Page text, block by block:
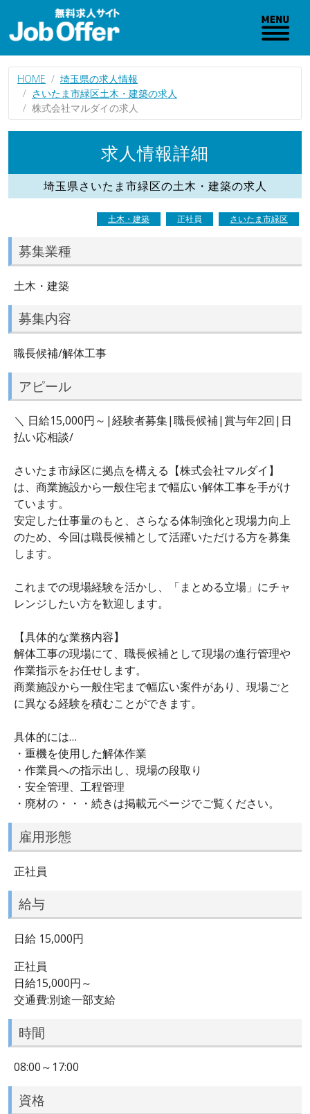
HOME
埼玉県の求人情報
さいたま市緑区土木・建築の求人
株式会社マルダイの求人
求人情報詳細
埼玉県さいたま市緑区の土木・建築の求人
土木・建築 正社員 さいたま市緑区
募集業種
土木・建築
募集内容
職長候補/解体工事
アピール
＼ 日給15,000円～|経験者募集|職長候補|賞与年2回|日
払い応相談/
さいたま市緑区に拠点を構える【株式会社マルダイ】
は、商業施設から一般住宅まで幅広い解体工事を手がけ
ています。
安定した仕事量のもと、さらなる体制強化と現場力向上
のため、今回は職長候補として活躍いただける方を募集
します。
これまでの現場経験を活かし、「まとめる立場」にチャ
レンジしたい方を歓迎します。
【具体的な業務内容】
解体工事の現場にて、職長候補として現場の進行管理や
作業指示をお任せします。
商業施設から一般住宅まで幅広い案件があり、現場ごと
に異なる経験を積むことができます。
具体的には…
・重機を使用した解体作業
・作業員への指示出し、現場の段取り
・安全管理、工程管理
・廃材の・・・続きは掲載元ページでご覧ください。
雇用形態
正社員
給与
日給 15,000円
正社員
日給15,000円～
交通費:別途一部支給
時間
08:00～17:00
資格